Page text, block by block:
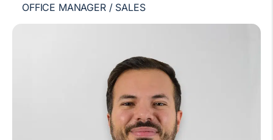
OFFICE MANAGER / SALES